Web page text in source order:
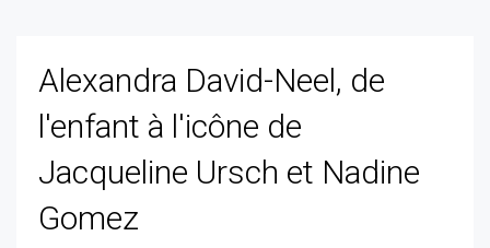
Alexandra David-Neel, de
l'enfant à l'icône de
Jacqueline Ursch et Nadine
Gomez